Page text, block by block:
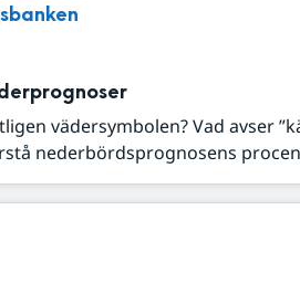
vädersymbolen? Vad avser
nederbördsprognosens